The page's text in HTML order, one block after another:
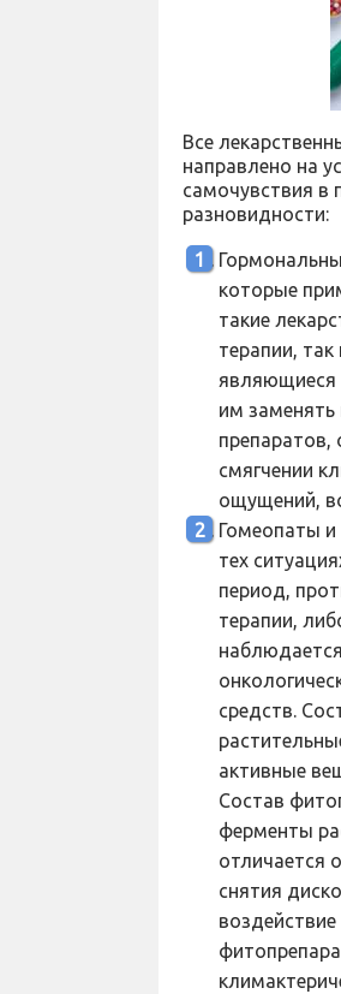
Все
направлено на
самочувствия в
разновидности:
которые
такие
терапии,
являющиеся
им заменять
препаратов,
смягчении
ощущений,
Гомеопаты
тех
период,
терапии,
средств.
активные
Состав
ферменты
отличается
снятия